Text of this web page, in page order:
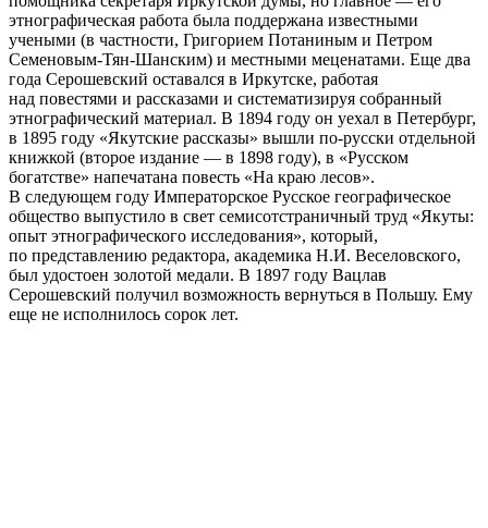
этнографическая работа была поддержана известными
учеными (в частности, Григорием Потаниным и Петром
Семеновым‐Тян‐Шанским) и местными меценатами. Еще два
года Серошевский оставался в Иркутске, работая
над повестями и рассказами и систематизируя собранный
этнографический материал. В 1894 году он уехал в Петербург,
в 1895 году «Якутские рассказы» вышли по‐русски отдельной
книжкой (второе издание — в 1898 году), в «Русском
богатстве» напечатана повесть «На краю лесов».
В следующем году Императорское Русское географическое
общество выпустило в свет семисотстраничный труд «Якуты:
опыт этнографического исследования», который,
по представлению редактора, академика Н.И. Веселовского,
был удостоен золотой медали. В 1897 году Вацлав
Серошевский получил возможность вернуться в Польшу. Ему
еще не исполнилось сорок лет.